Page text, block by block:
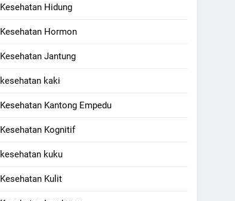
Kesehatan Hidung
Kesehatan Hormon
Kesehatan Jantung
kesehatan kaki
Kesehatan Kantong Empedu
Kesehatan Kognitif
kesehatan kuku
Kesehatan Kulit